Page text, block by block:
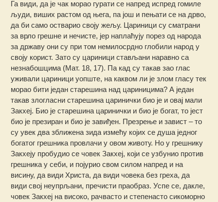
Га види, да је чак морао гурати се напред испред гомиле
људи, виших растом од њега, па још и пењати се на дрво,
да би само остварио своју жељу. Цариници су сматрани
за врло грешне и нечисте, јер наплаћују порез од народа
за државу они су при том немилосрдно глобили народ у
своју корист. Зато су цариници стављани наравно са
незнабошцима (Мат. 18, 17). Па кад су такав зао глас
уживали цариници уопште, на каквом ли је злом гласу тек
морао бити један старешина над цариницима? А један
такав злогласни старешина царинички био је и овај мали
Закхеј. Био је старешина царинички и био је богат, то јест
био је презиран и био је завиђен. Презрење и завист – то
су увек два зближена зида измећу којих се душа једног
богатог грешника провлачи у овом животу. Но у грешнику
Закхеју пробудио се човек Закхеј, који се узбунио против
грешника у себи, и појурио свом силом напред и на
висину, да види Христа, да види човека без греха, да
види свој неупрљани, пречисти праобраз. Успе се, дакле,
човек Закхеј на високо, рачвасто и степенасто сикоморно